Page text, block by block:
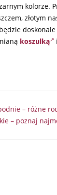
kolorze.
złotym
koszulką
– różne
– poznaj